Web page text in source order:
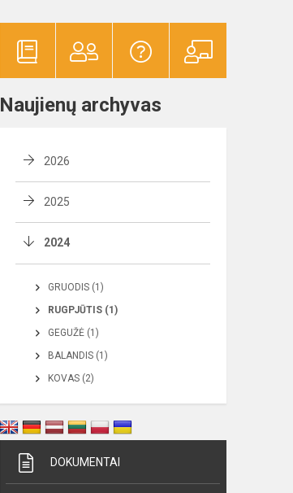
Naujienų archyvas
2026
2025
2024
GRUODIS (1)
RUGPJŪTIS (1)
GEGUŽĖ (1)
BALANDIS (1)
KOVAS (2)
DOKUMENTAI